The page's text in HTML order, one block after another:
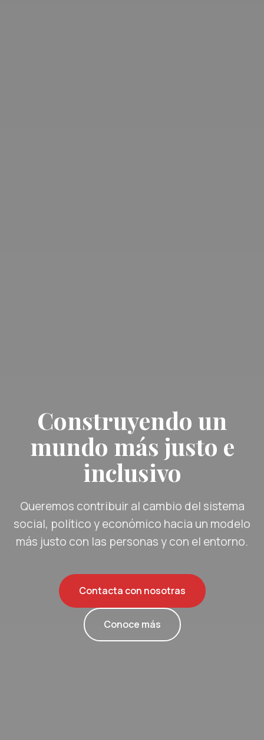
Construyendo un
mundo más justo e
inclusivo
Queremos contribuir al cambio del sistema
social, político y económico hacia un modelo
más justo con las personas y con el entorno.
Contacta con nosotras
Conoce más